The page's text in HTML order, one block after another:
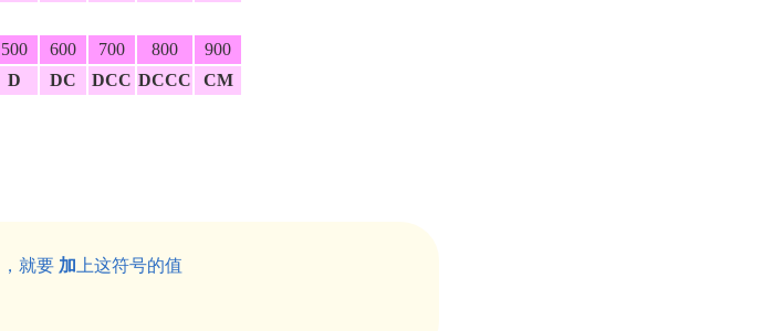
500 600 700 800
900
D DC DCC DCCC CM
，就要 加 上这符号的值